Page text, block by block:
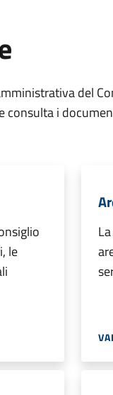
del
consulta i
le